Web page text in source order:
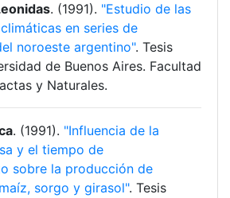
. (1991). "Estudio de las
en series de
noroeste argentino". Tesis
de Buenos Aires. Facultad
y Naturales.
. (1991). "Influencia de la
y el tiempo de
sobre la producción de
sorgo y girasol". Tesis